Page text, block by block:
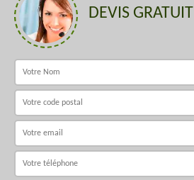
DEVIS GRATUIT